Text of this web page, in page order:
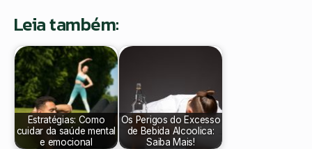
Leia também:
Estratégias: Como
cuidar da saúde mental
e emocional
Os Perigos do Excesso
de Bebida Alcoolica:
Saiba Mais!